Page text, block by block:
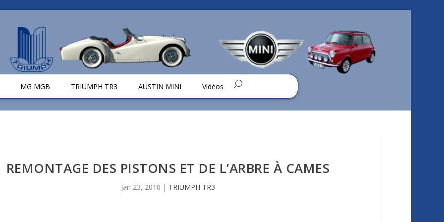
MG MGB TRIUMPH TR3 AUSTIN MINI Vidéos
REMONTAGE DES PISTONS ET DE L’ARBRE À CAMES
Jan 23, 2010 | TRIUMPH TR3